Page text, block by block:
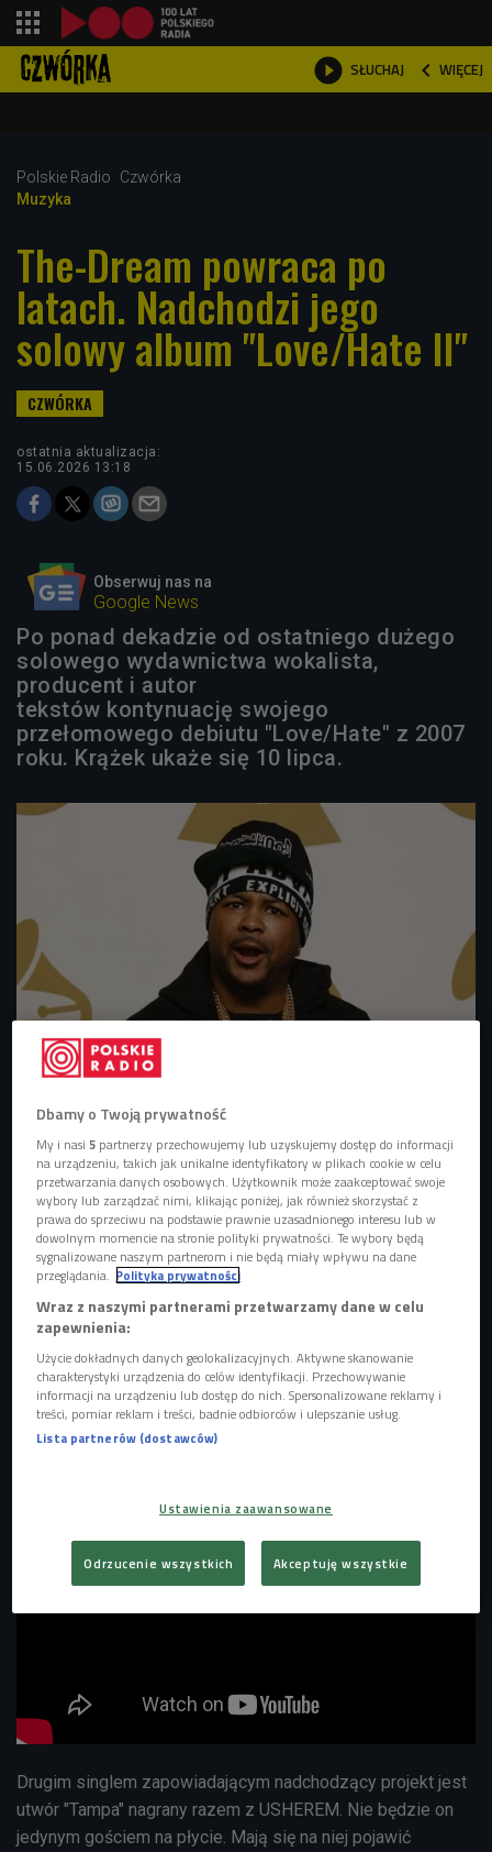
 SŁUCHAJ  WIĘCEJ

Polskie Radio
Czwórka
Muzyka
The-Dream powraca po
latach. Nadchodzi jego
solowy album "Love/Hate II"
ostatnia aktualizacja:
15.06.2026 13:18
Obserwuj nas na
Google News
Po ponad dekadzie od ostatniego dużego
solowego wydawnictwa wokalista,
producent i autor
tekstów kontynuację swojego
przełomowego debiutu "Love/Hate" z 2007
roku. Krążek ukaże się 10 lipca.
The-Dream Foto: Los Angeles Times / Polaris/East News
Pierwsze informacje o nowym projekcie pojawiły się
jeszcze w 2025 roku, gdy artysta poinformował fanów, że
ukończył prace nad albumem. Wówczas zdradził również,
że materiał ma być częścią większego konceptu,
określanego przez niego jako"3 pack". Powrót promował
singiel"Bring That Body", który ukazał się w maju i stał się
pierwszym oficjalnym solowym utworem
ponad dziesięciu lat. Piosenka otworzyła nowy rozdział w
karierze artysty i jednocześnie zapowiedziała nadejście
"Love/Hate II".
Drugim singlem zapowiadającym nadchodzący projekt jest
utwór "Tampa" nagrany razem z USHEREM. Nie będzie on
jedynym gościem na płycie. Mają się na niej pojawić
Dbamy o Twoją prywatność
My i nasi5 partnerzy przechowujemy lub uzyskujemy dostęp do informacji
na urządzeniu, takich jak unikalne identyfikatory w plikach cookie w celu
przetwarzania danych osobowych. Użytkownik może zaakceptować swoje
wybory lub zarządzać nimi, klikając poniżej, jak również skorzystać z
prawa do sprzeciwu na podstawie prawnie uzasadnionego interesu lub w
dowolnym momencie na stronie polityki prywatności. Te wybory będą
sygnalizowane naszym partnerom i nie będą miały wpływu na dane
przeglądania. Polityka prywatności
Wraz z naszymi partnerami przetwarzamy dane w celu
zapewnienia:
Użycie dokładnych danych geolokalizacyjnych. Aktywne skanowanie
charakterystyki urządzenia do celów identyfikacji. Przechowywanie
informacji na urządzeniu lub dostęp do nich. Spersonalizowane reklamy i
treści, pomiar reklam i treści, badnie odbiorców i ulepszanie usług.
Lista partnerów (dostawców)
Ustawienia zaawansowane
Odrzucenie wszystkich Akceptuję wszystkie